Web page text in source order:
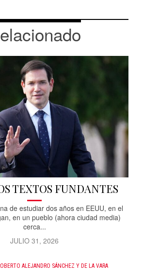
TEXTOS FUNDANTES
de estudiar dos años en EEUU, en el
en un pueblo (ahora ciudad media)
cerca...
JULIO 31, 2026
ALEJANDRO SÁNCHEZ Y DE LA VARA